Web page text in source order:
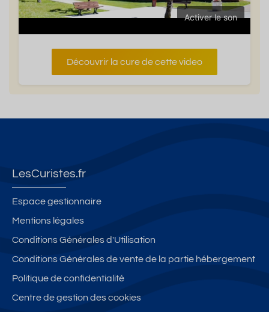
Activer le son
Découvrir la cure de cette video
LesCuristes.fr
Espace gestionnaire
Mentions légales
Conditions Générales d'Utilisation
Conditions Générales de vente de la partie hébergement
Politique de confidentialité
Centre de gestion des cookies